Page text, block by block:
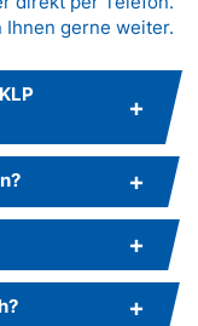
Ihnen gerne weiter.